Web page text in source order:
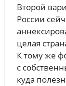
Второй
России
целая
К тому же
с
куда